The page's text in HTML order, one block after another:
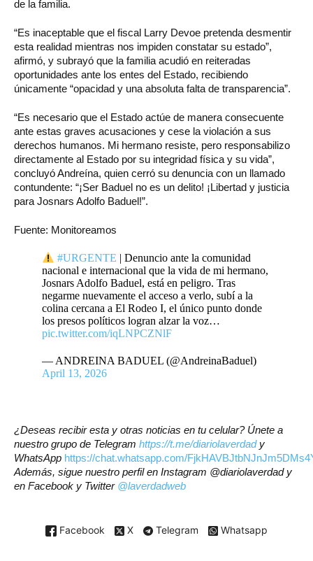
de la familia.
“Es inaceptable que el fiscal Larry Devoe pretenda desmentir
esta realidad mientras nos impiden constatar su estado”,
afirmó, y subrayó que la familia acudió en reiteradas
oportunidades ante los entes del Estado, recibiendo
únicamente “opacidad y una absoluta falta de transparencia”.
“Es necesario que el Estado actúe de manera consecuente
ante estas graves acusaciones y cese la violación a sus
derechos humanos. Mi hermano resiste, pero responsabilizo
directamente al Estado por su integridad física y su vida”,
concluyó Andreína, quien cerró su denuncia con un llamado
contundente: “¡Ser Baduel no es un delito! ¡Libertad y justicia
para Josnars Adolfo Baduel!”.
Fuente: Monitoreamos
#URGENTE | Denuncio ante la comunidad
nacional e internacional que la vida de mi hermano,
Josnars Adolfo Baduel, está en peligro. Tras
negarme nuevamente el acceso a verlo, subí a la
colina cercana a El Rodeo I, el único punto donde
los presos políticos logran alzar la voz…
pic.twitter.com/iqLNPCZNlF
— ANDREINA BADUEL (@AndreinaBaduel)
April 13, 2026
¿Deseas recibir esta y otras noticias en tu celular? Únete a
nuestro grupo de Telegram https://t.me/diariolaverdady
WhatsApp https://chat.whatsapp.com/
Además, sigue nuestro perfil en Instagram @diariolaverdad y
en Facebook y Twitter @laverdadweb
Facebook X Telegram Whatsapp